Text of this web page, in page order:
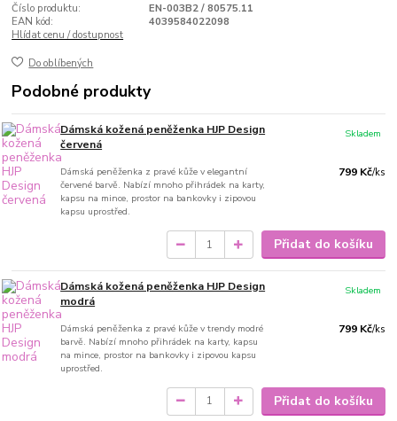
Číslo produktu:
EN-003B2 / 80575.11
EAN kód:
4039584022098
Hlídat cenu / dostupnost
Do oblíbených
Podobné produkty
Dámská kožená peněženka HJP Design
červená
Dámská peněženka z pravé kůže v elegantní
červené barvě. Nabízí mnoho přihrádek na karty,
kapsu na mince, prostor na bankovky i zipovou
kapsu uprostřed.
799 Kč/ks
Skladem
Přidat do košíku
Dámská kožená peněženka HJP Design
modrá
Dámská peněženka z pravé kůže v trendy modré
barvě. Nabízí mnoho přihrádek na karty, kapsu
na mince, prostor na bankovky i zipovou kapsu
uprostřed.
799 Kč/ks
Skladem
Přidat do košíku